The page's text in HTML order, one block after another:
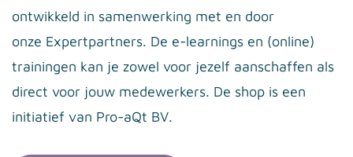
ontwikkeld in samenwerking met en door
onze Expertpartners. De e-learnings en (online)
trainingen kan je zowel voor jezelf aanschaffen als
direct voor jouw medewerkers. De shop is een
initiatief van Pro-aQt BV.